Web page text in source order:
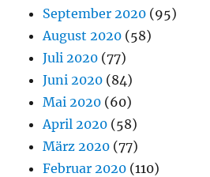
September 2020 (95)
August 2020 (58)
Juli 2020 (77)
Juni 2020 (84)
Mai 2020 (60)
April 2020 (58)
März 2020 (77)
Februar 2020 (110)